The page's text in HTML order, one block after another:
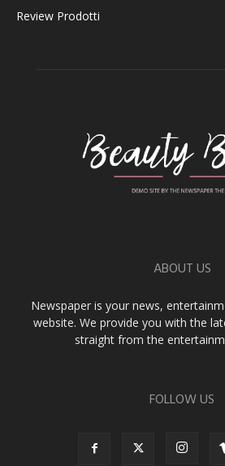
Review Prodotti
ABOUT US
Newspaper is your news,
website. We provide you with the
straight from the
FOLLOW US